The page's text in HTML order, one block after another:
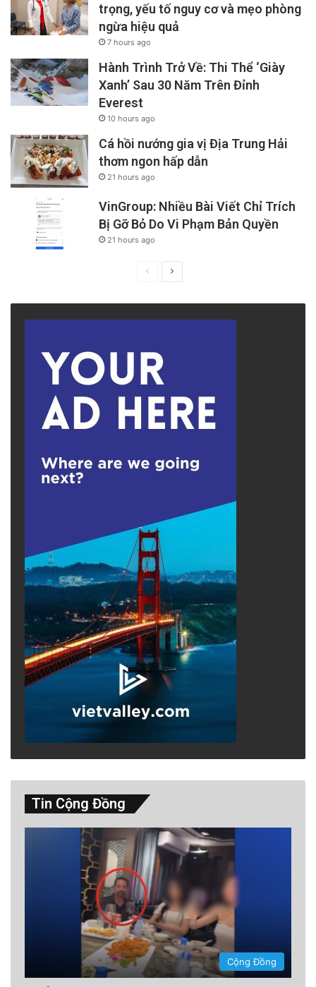
trọng, yếu tố nguy cơ và mẹo phòng
ngừa hiệu quả
7 hours ago
Hành Trình Trở Về: Thi Thể ‘Giày
Xanh’ Sau 30 Năm Trên Đỉnh
Everest
10 hours ago
Cá hồi nướng gia vị Địa Trung Hải
thơm ngon hấp dẫn
21 hours ago
VinGroup: Nhiều Bài Viết Chỉ Trích
Bị Gỡ Bỏ Do Vi Phạm Bản Quyền
21 hours ago
PreviousNext
Tin Cộng Đồng
Cộng Đồng